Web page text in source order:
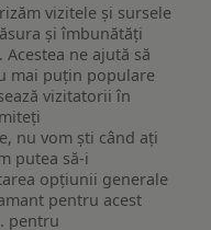
vizitele și sursele
și îmbunătăți
ne ajută să
mai puțin populare
vizitatorii în
nu vom ști când ați
putea să-i
opțiunii generale
pentru acest
pentru